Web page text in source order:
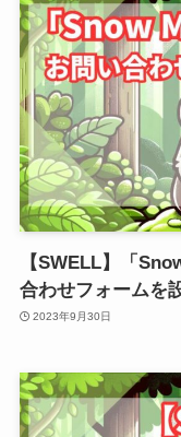
【SWELL】「
合わせフォームを
2023年9月30日